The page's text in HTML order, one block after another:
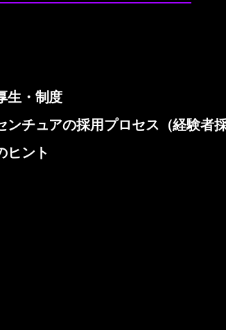
生・制度
ンチュアの採用プロセス（経験者採
ヒント